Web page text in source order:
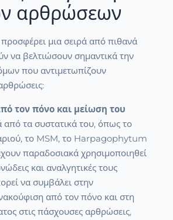
αρθρώσεων
μια σειρά από πιθανά
να βελτιώσουν σημαντικά την
που αντιμετωπίζουν
τον πόνο και μείωση του
από τα συστατικά του, όπως το
το MSM, το Harpagophytum
παραδοσιακά χρησιμοποιηθεί
και αναλγητικές τους
να συμβάλει στην
από τον πόνο και στη
στις πάσχουσες αρθρώσεις,